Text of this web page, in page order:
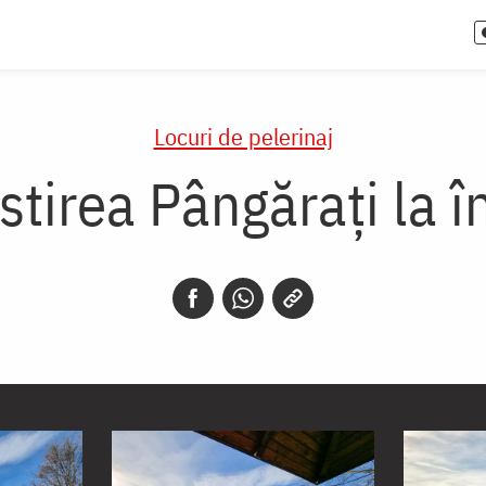
Locuri de pelerinaj
Pângărați la